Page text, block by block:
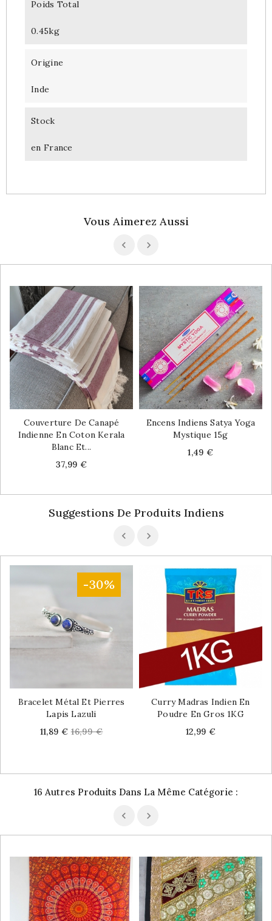
Poids Total
0.45kg
Origine
Inde
Stock
en France
Vous Aimerez Aussi
Couverture De Canapé
Indienne En Coton Kerala
Blanc Et...
Price
37,99 €
Encens Indiens Satya Yoga
Mystique 15g
Price
1,49 €
Suggestions De Produits Indiens
-30%
Bracelet Métal Et Pierres
Lapis Lazuli
Price
11,89 € Regular
16,99 €
Curry Madras Indien En
Poudre En Gros 1KG
Price
12,99 €
16 Autres Produits Dans La Même Catégorie :